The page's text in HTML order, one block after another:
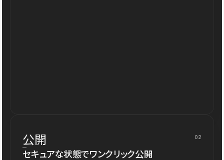
公開 02
セキュアな状態でワンクリック公開